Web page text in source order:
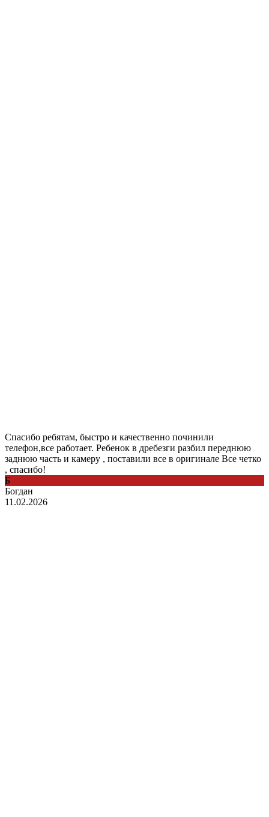
Спасибо ребятам, быстро и качественно починили
телефон,все работает. Ребенок в дребезги разбил переднюю
заднюю часть и камеру , поставили все в оригинале Все четко
, спасибо!
Б
Богдан
11.02.2026